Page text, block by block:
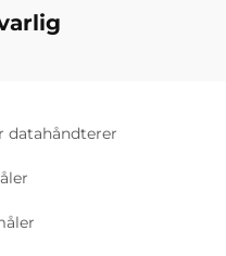
datahåndterer